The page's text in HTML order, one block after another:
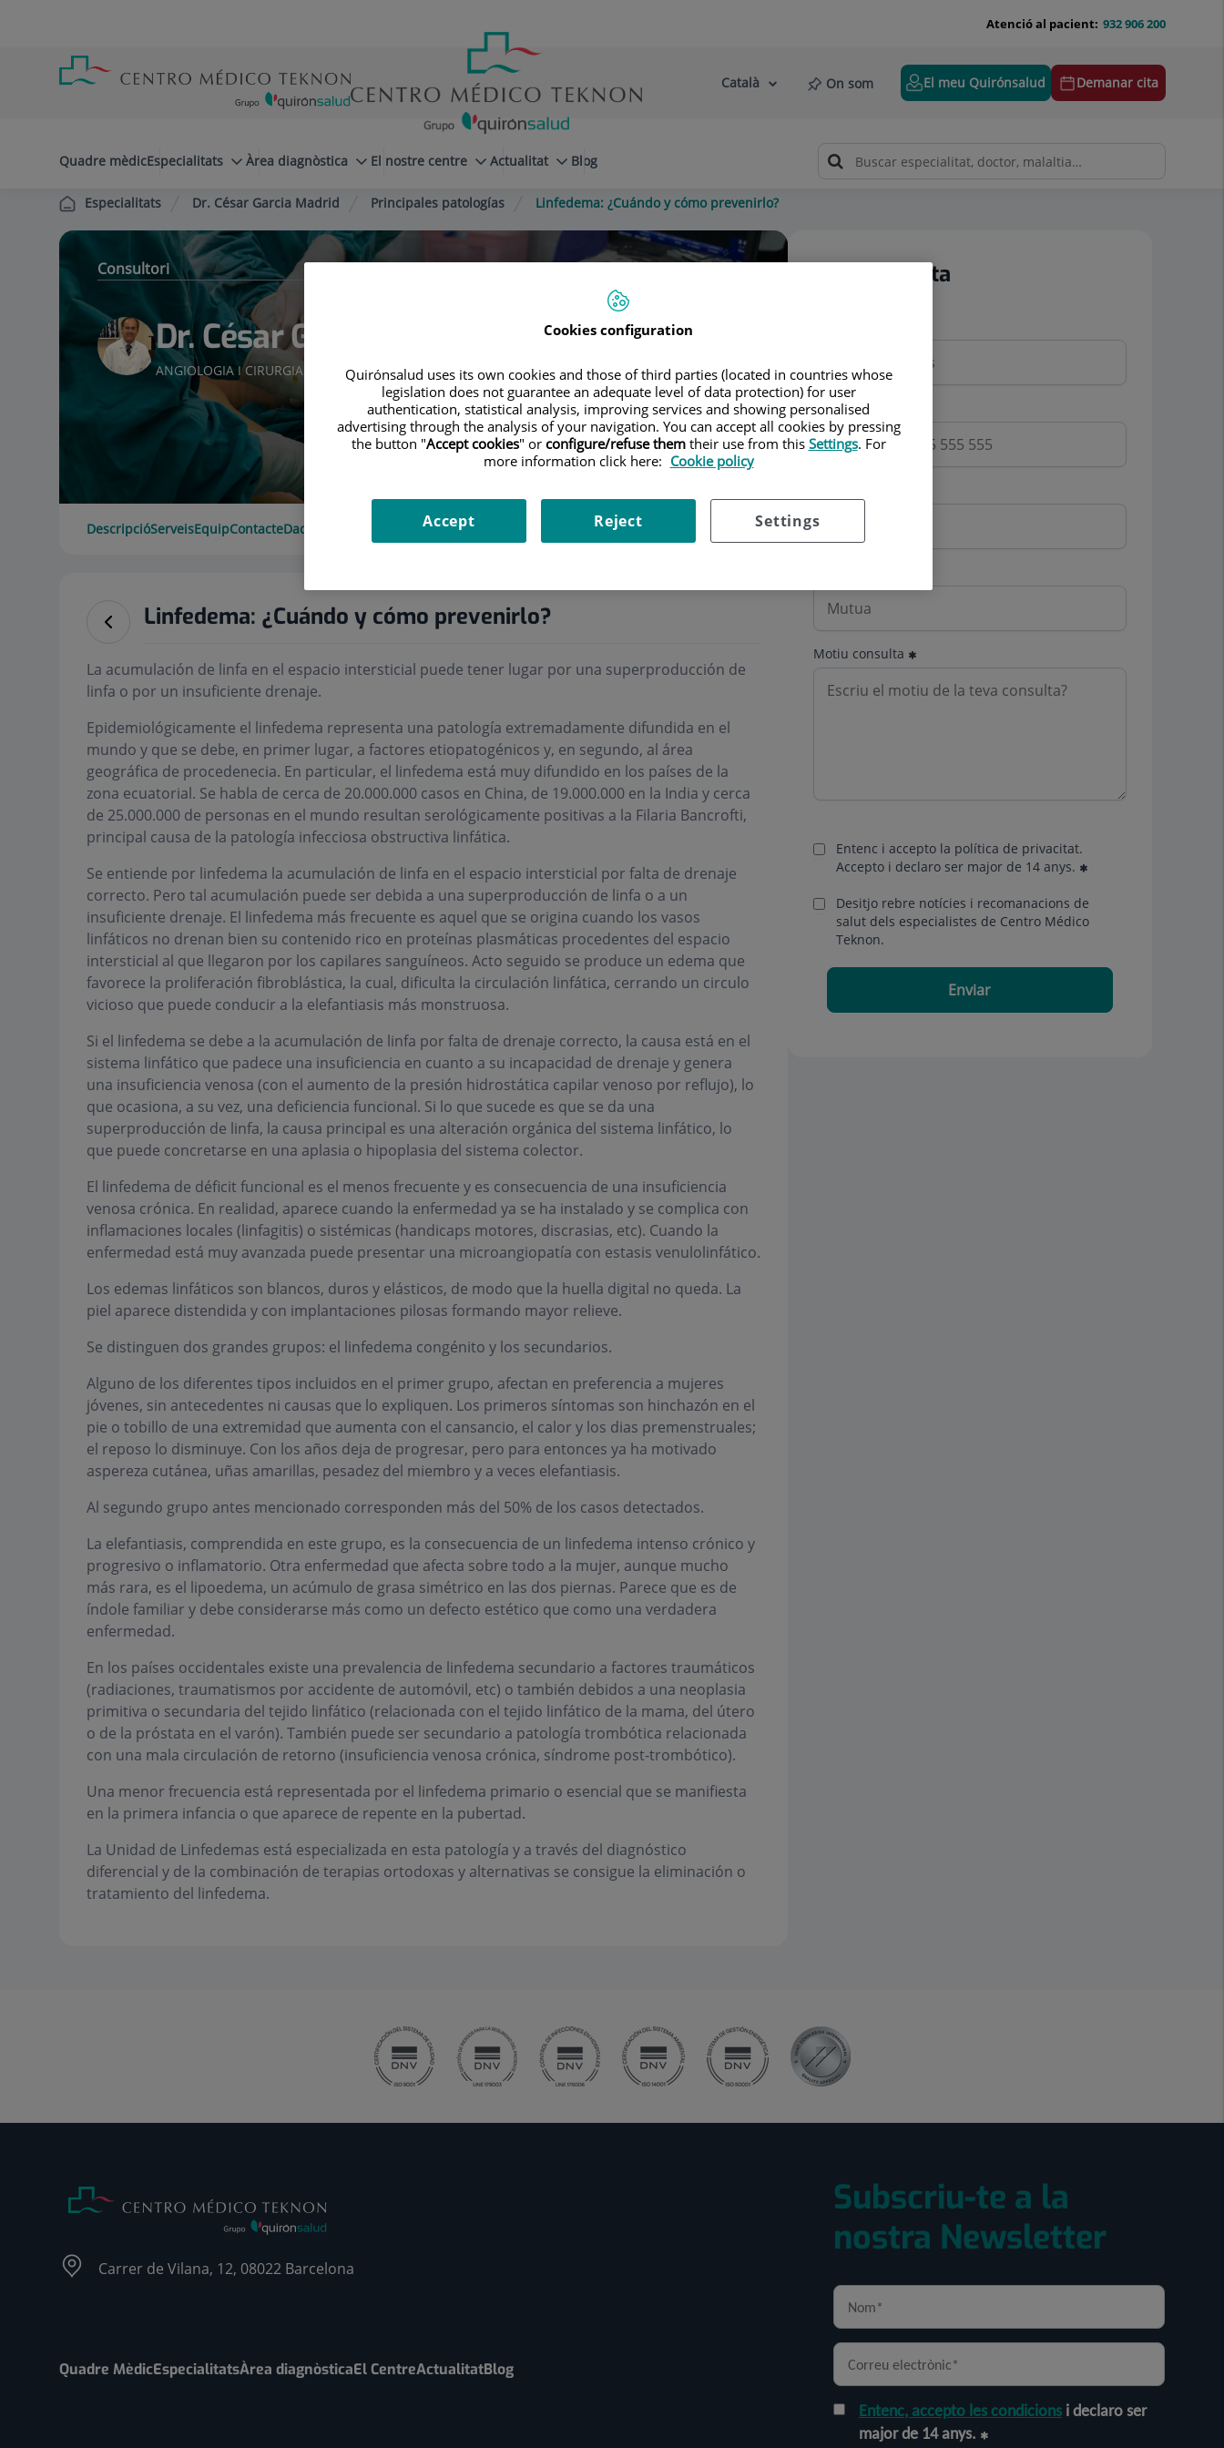
cabecera
932 906 200
Atenció al pacient:
Selector
Llenguatge
Català On som El meu Quirónsalud Demanar cita
Quadre mèdicEspecialitats Àrea diagnòstica El nostre centre Actualitat Blog
Especialitats Dr. César Garcia Madrid Principales patologías Linfedema: ¿Cuándo y cómo prevenirlo?
Consultori
Dr. César Garcia Madrid
ANGIOLOGIA I CIRURGIA VASCULAR
DescripcióServeisEquipContacteDades d'interès
Linfedema: ¿Cuándo y cómo prevenirlo?
La acumulación de linfa en el espacio intersticial puede tener lugar por una superproducción de
linfa o por un insuficiente drenaje.
Epidemiológicamente el linfedema representa una patología extremadamente difundida en el
mundo y que se debe, en primer lugar, a factores etiopatogénicos y, en segundo, al área
geográfica de procedenecia. En particular, el linfedema está muy difundido en los países de la
zona ecuatorial. Se habla de cerca de 20.000.000 casos en China, de 19.000.000 en la India y cerca
de 25.000.000 de personas en el mundo resultan serológicamente positivas a la Filaria Bancrofti,
principal causa de la patología infecciosa obstructiva linfática.
Se entiende por linfedema la acumulación de linfa en el espacio intersticial por falta de drenaje
correcto. Pero tal acumulación puede ser debida a una superproducción de linfa o a un
insuficiente drenaje. El linfedema más frecuente es aquel que se origina cuando los vasos
linfáticos no drenan bien su contenido rico en proteínas plasmáticas procedentes del espacio
intersticial al que llegaron por los capilares sanguíneos. Acto seguido se produce un edema que
favorece la proliferación fibroblástica, la cual, dificulta la circulación linfática, cerrando un circulo
vicioso que puede conducir a la elefantiasis más monstruosa.
Si el linfedema se debe a la acumulación de linfa por falta de drenaje correcto, la causa está en el
sistema linfático que padece una insuficiencia en cuanto a su incapacidad de drenaje y genera
una insuficiencia venosa (con el aumento de la presión hidrostática capilar venoso por reflujo), lo
que ocasiona, a su vez, una deficiencia funcional. Si lo que sucede es que se da una
superproducción de linfa, la causa principal es una alteración orgánica del sistema linfático, lo
que puede concretarse en una aplasia o hipoplasia del sistema colector.
El linfedema de déficit funcional es el menos frecuente y es consecuencia de una insuficiencia
venosa crónica. En realidad, aparece cuando la enfermedad ya se ha instalado y se complica con
inflamaciones locales (linfagitis) o sistémicas (handicaps motores, discrasias, etc). Cuando la
enfermedad está muy avanzada puede presentar una microangiopatía con estasis venulolinfático.
Los edemas linfáticos son blancos, duros y elásticos, de modo que la huella digital no queda. La
piel aparece distendida y con implantaciones pilosas formando mayor relieve.
Se distinguen dos grandes grupos: el linfedema congénito y los secundarios.
Alguno de los diferentes tipos incluidos en el primer grupo, afectan en preferencia a mujeres
jóvenes, sin antecedentes ni causas que lo expliquen. Los primeros síntomas son hinchazón en el
pie o tobillo de una extremidad que aumenta con el cansancio, el calor y los dias premenstruales;
el reposo lo disminuye. Con los años deja de progresar, pero para entonces ya ha motivado
aspereza cutánea, uñas amarillas, pesadez del miembro y a veces elefantiasis.
Al segundo grupo antes mencionado corresponden más del 50% de los casos detectados.
La elefantiasis, comprendida en este grupo, es la consecuencia de un linfedema intenso crónico y
progresivo o inflamatorio. Otra enfermedad que afecta sobre todo a la mujer, aunque mucho
más rara, es el lipoedema, un acúmulo de grasa simétrico en las dos piernas. Parece que es de
índole familiar y debe considerarse más como un defecto estético que como una verdadera
enfermedad.
En los países occidentales existe una prevalencia de linfedema secundario a factores traumáticos
(radiaciones, traumatismos por accidente de automóvil, etc) o también debidos a una neoplasia
primitiva o secundaria del tejido linfático (relacionada con el tejido linfático de la mama, del útero
o de la próstata en el varón). También puede ser secundario a patología trombótica relacionada
con una mala circulación de retorno (insuficiencia venosa crónica, síndrome post-trombótico).
Una menor frecuencia está representada por el linfedema primario o esencial que se manifiesta
en la primera infancia o que aparece de repente en la pubertad.
La Unidad de Linfedemas está especializada en esta patología y a través del diagnóstico
diferencial y de la combinación de terapias ortodoxas y alternativas se consigue la eliminación o
tratamiento del linfedema.
Demanar cita
Telèfon
Motiu consulta
Entenc i accepto la política de privacitat.
Accepto i declaro ser major de 14 anys.
Desitjo rebre notícies i recomanacions de
salut dels especialistes de Centro Médico
Teknon.
Enviar
Carrer de Vilana, 12, 08022 Barcelona
Quadre MèdicEspecialitatsÀrea diagnòsticaEl CentreActualitatBlog
Subscriu-te a la
nostra Newsletter
Entenc, accepto les condicions i declaro ser
major de 14 anys.
Cookies configuration
Quirónsalud uses its own cookies and those of third parties (located in countries whose
legislation does not guarantee an adequate level of data protection) for user
authentication, statistical analysis, improving services and showing personalised
advertising through the analysis of your navigation. You can accept all cookies by pressing
the button "Accept cookies" or configure/refuse themtheir use from this Settings. For
more information click here: Cookie policy
Settings
Reject
Accept